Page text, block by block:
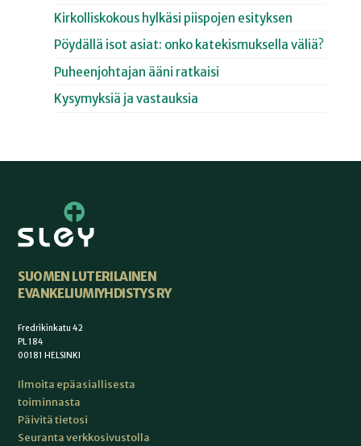
Kirkolliskokous hylkäsi piispojen esityksen
Pöydällä isot asiat: onko katekismuksella väliä?
Puheenjohtajan ääni ratkaisi
Kysymyksiä ja vastauksia
SUOMEN LUTERILAINEN
EVANKELIUMIYHDISTYS RY
Fredrikinkatu 42
PL 184
00181 HELSINKI
Ilmoita epäasiallisesta
toiminnasta
Päivitä tietosi
Seuranta verkkosivustolla